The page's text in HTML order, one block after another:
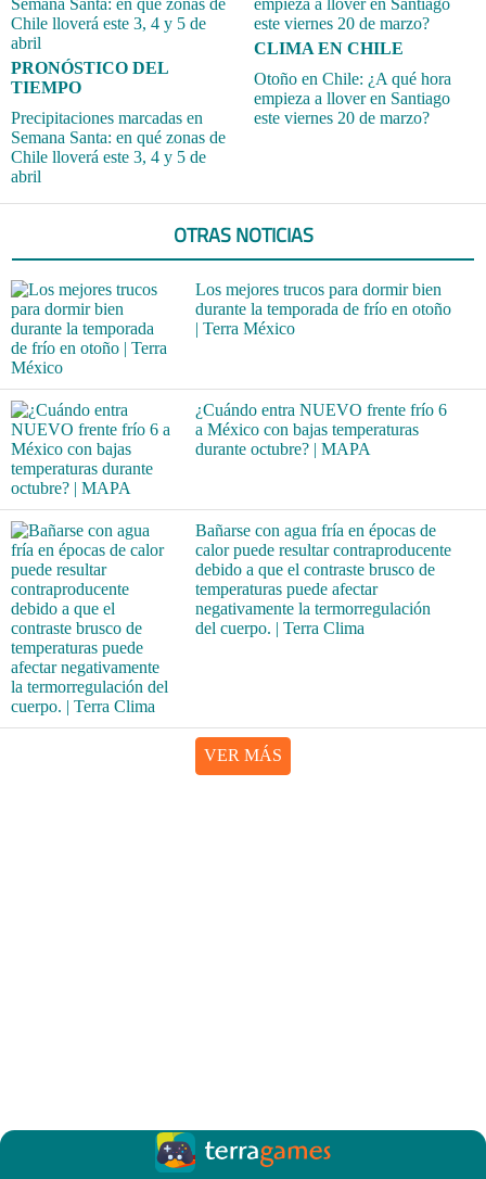
PRONÓSTICO DEL
TIEMPO
Precipitaciones marcadas en
Semana Santa: en qué zonas de
Chile lloverá este 3, 4 y 5 de
abril
CLIMA EN CHILE
Otoño en Chile: ¿A qué hora
empieza a llover en Santiago
este viernes 20 de marzo?
OTRAS NOTICIAS
Los mejores trucos para dormir bien
durante la temporada de frío en otoño
| Terra México
¿Cuándo entra NUEVO frente frío 6
a México con bajas temperaturas
durante octubre? | MAPA
Bañarse con agua fría en épocas de
calor puede resultar contraproducente
debido a que el contraste brusco de
temperaturas puede afectar
negativamente la termorregulación
del cuerpo. | Terra Clima
VER MÁS